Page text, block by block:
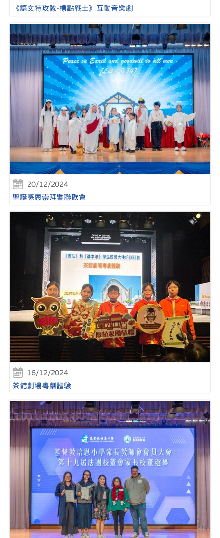
《語文特攻隊-標點戰士》互動音樂劇
20/12/2024
聖誕感恩崇拜暨聯歡會
16/12/2024
茶館劇場粵劇體驗